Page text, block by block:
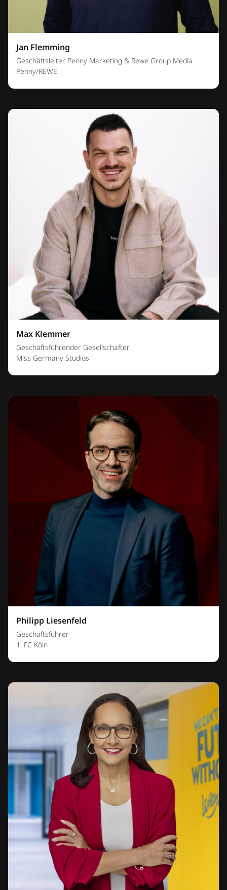
Jan Flemming
Geschäftsleiter Penny Marketing & Rewe Group Media
Penny/REWE
Max Klemmer
Geschäftsführender Gesellschafter
Miss Germany Studios
Philipp Liesenfeld
Geschäftsführer
1. FC Köln